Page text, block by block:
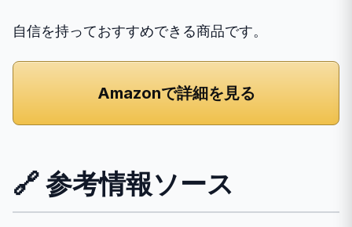
自信を持っておすすめできる商品です。
Amazonで詳細を見る
🔗 参考情報ソース